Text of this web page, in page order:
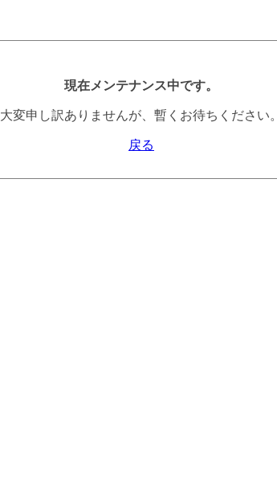
現在メンテナンス中です。
大変申し訳ありませんが、暫くお待ちください。
戻る